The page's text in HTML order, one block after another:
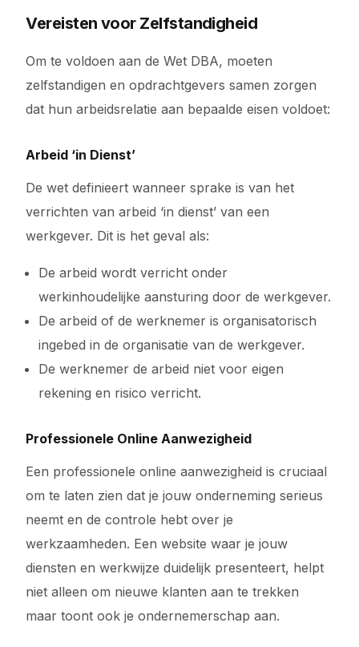
Vereisten voor Zelfstandigheid
Om te voldoen aan de Wet DBA, moeten
zelfstandigen en opdrachtgevers samen zorgen
dat hun arbeidsrelatie aan bepaalde eisen voldoet:
Arbeid ‘in Dienst’
De wet definieert wanneer sprake is van het
verrichten van arbeid ‘in dienst’ van een
werkgever. Dit is het geval als:
De arbeid wordt verricht onder
werkinhoudelijke aansturing door de werkgever.
De arbeid of de werknemer is organisatorisch
ingebed in de organisatie van de werkgever.
De werknemer de arbeid niet voor eigen
rekening en risico verricht.
Professionele Online Aanwezigheid
Een professionele online aanwezigheid is cruciaal
om te laten zien dat je jouw onderneming serieus
neemt en de controle hebt over je
werkzaamheden. Een website waar je jouw
diensten en werkwijze duidelijk presenteert, helpt
niet alleen om nieuwe klanten aan te trekken
maar toont ook je ondernemerschap aan.